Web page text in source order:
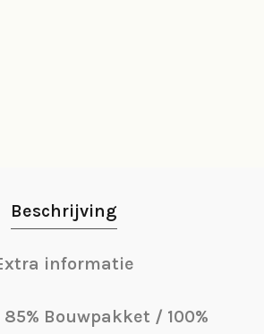
Beschrijving
informatie
Bouwpakket / 100%